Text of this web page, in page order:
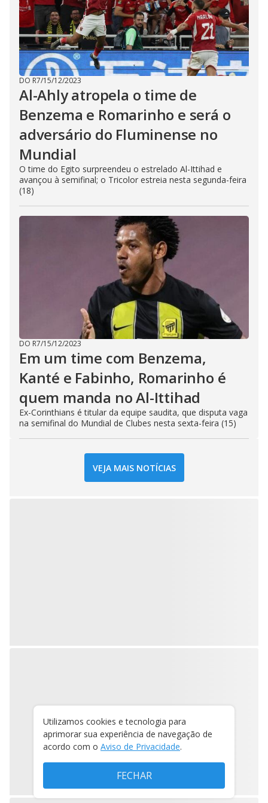
DO R7/15/12/2023
Al-Ahly atropela o time de
Benzema e Romarinho e será o
adversário do Fluminense no
Mundial
O time do Egito surpreendeu o estrelado Al-Ittihad e
avançou à semifinal; o Tricolor estreia nesta segunda-feira
(18)
DO R7/15/12/2023
Em um time com Benzema,
Kanté e Fabinho, Romarinho é
quem manda no Al-Ittihad
Ex-Corinthians é titular da equipe saudita, que disputa vaga
na semifinal do Mundial de Clubes nesta sexta-feira (15)
VEJA MAIS NOTÍCIAS
Utilizamos cookies e tecnologia para
aprimorar sua experiência de navegação de
acordo com o Aviso de Privacidade.
FECHAR